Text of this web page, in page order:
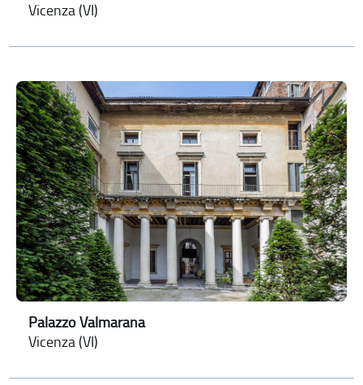
Vicenza (VI)
Palazzo Valmarana
Vicenza (VI)